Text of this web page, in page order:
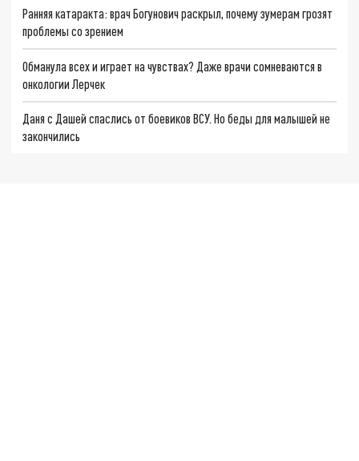
Ранняя катаракта: врач Богунович раскрыл, почему зумерам грозят
проблемы со зрением
Обманула всех и играет на чувствах? Даже врачи сомневаются в
онкологии Лерчек
Даня с Дашей спаслись от боевиков ВСУ. Но беды для малышей не
закончились